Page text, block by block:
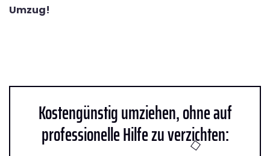
Umzug!
Kostengünstig umziehen, ohne auf
professionelle Hilfe zu verzichten: